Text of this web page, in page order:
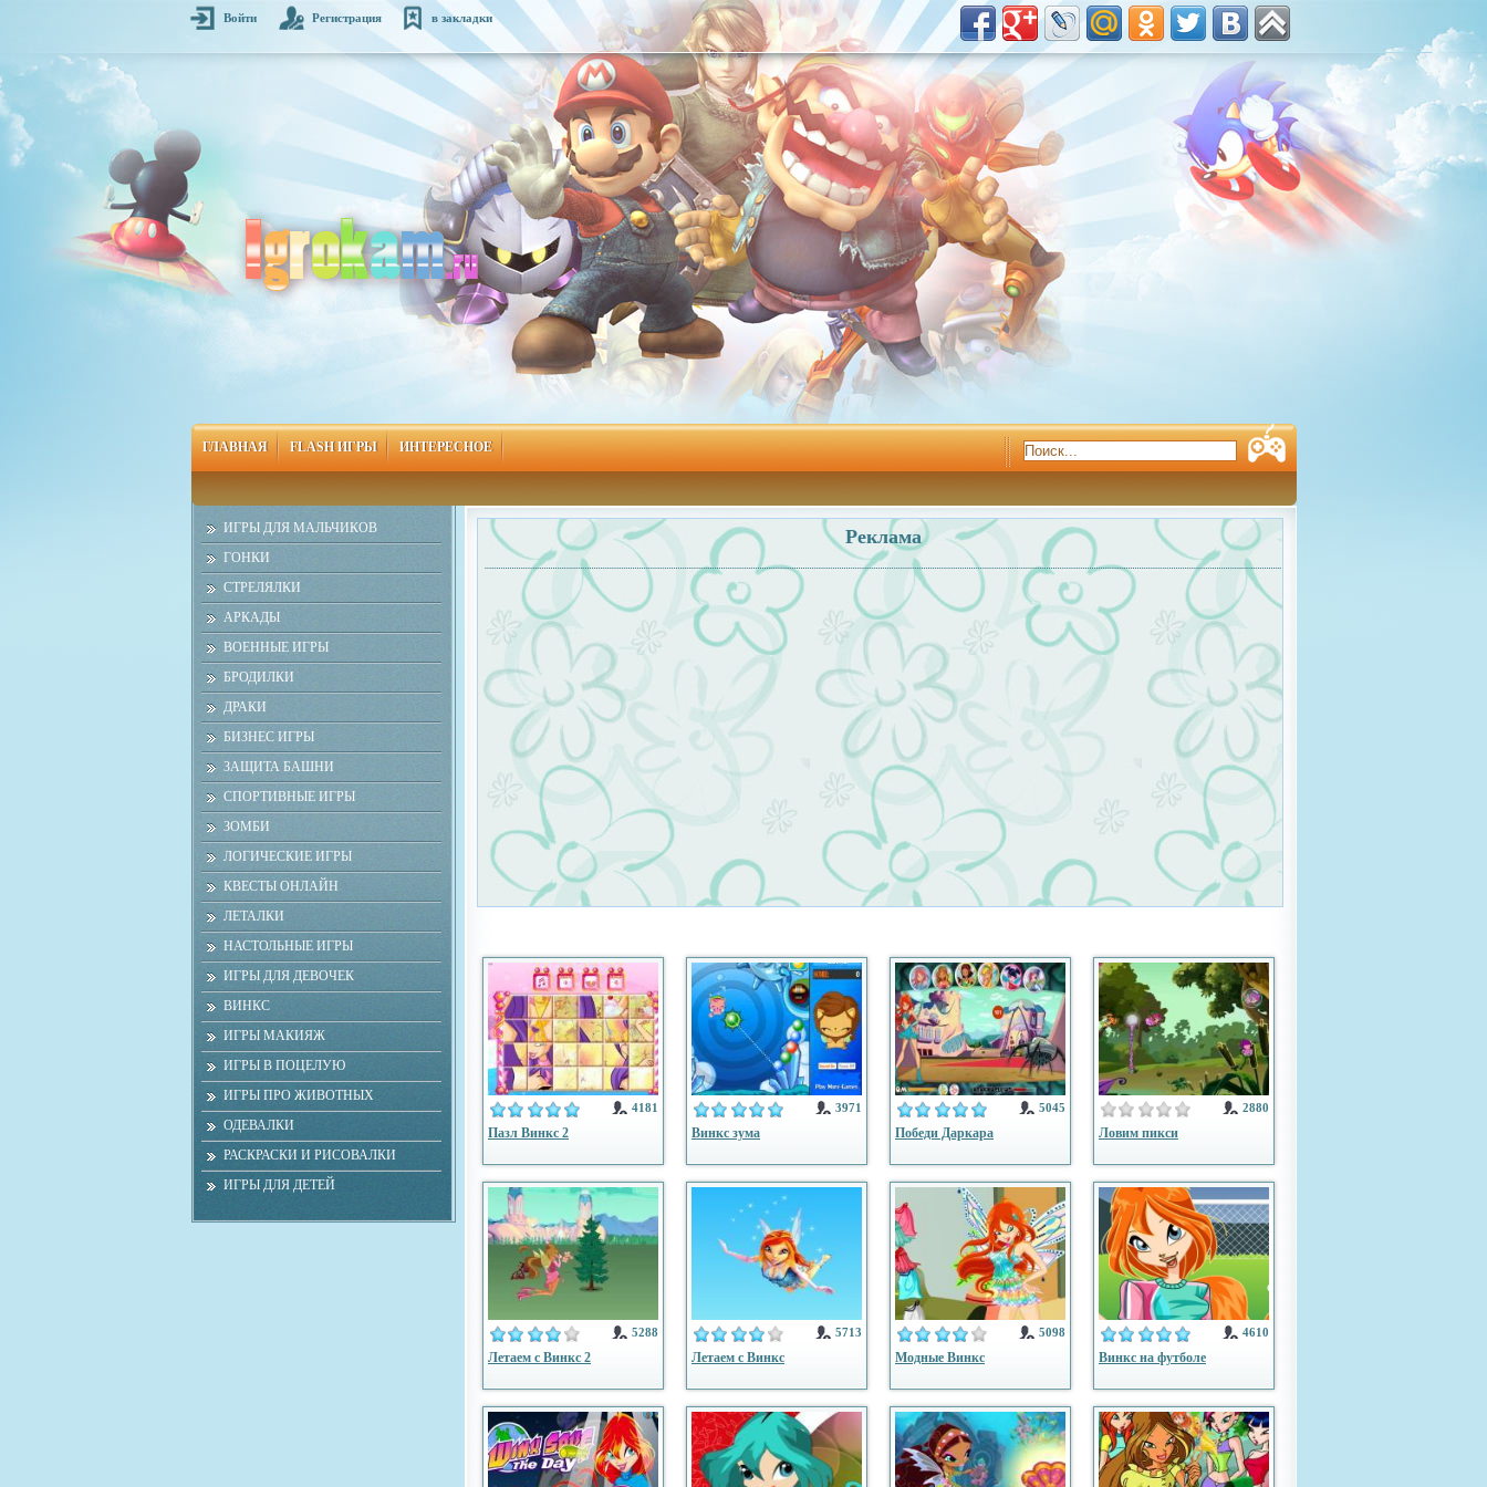
Войти Регистрация в закладки
ГЛАВНАЯ FLASH ИГРЫ ИНТЕРЕСНОЕ
ИГРЫ ДЛЯ МАЛЬЧИКОВ
ГОНКИ
СТРЕЛЯЛКИ
АРКАДЫ
ВОЕННЫЕ ИГРЫ
БРОДИЛКИ
ДРАКИ
БИЗНЕС ИГРЫ
ЗАЩИТА БАШНИ
СПОРТИВНЫЕ ИГРЫ
ЗОМБИ
ЛОГИЧЕСКИЕ ИГРЫ
КВЕСТЫ ОНЛАЙН
ЛЕТАЛКИ
НАСТОЛЬНЫЕ ИГРЫ
ИГРЫ ДЛЯ ДЕВОЧЕК
ВИНКС
ИГРЫ МАКИЯЖ
ИГРЫ В ПОЦЕЛУЮ
ИГРЫ ПРО ЖИВОТНЫХ
ОДЕВАЛКИ
РАСКРАСКИ И РИСОВАЛКИ
ИГРЫ ДЛЯ ДЕТЕЙ
Реклама
4181
Пазл Винкс 2
3971
Винкс зума
5045
Победи Даркара
2880
Ловим пикси
5288
Летаем с Винкс 2
5713
Летаем с Винкс
5098
Модные Винкс
4610
Винкс на футболе